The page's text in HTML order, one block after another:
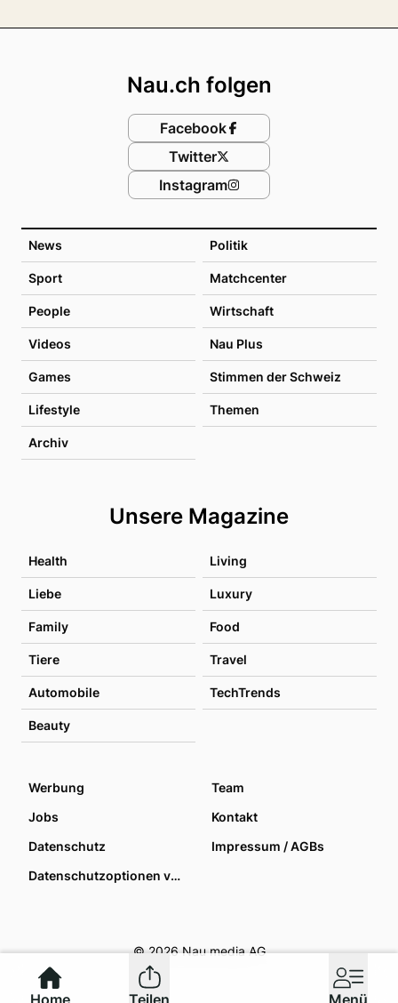
News Politik
Sport Matchcenter
People Wirtschaft
Videos Nau Plus
Games Stimmen der Schweiz
Lifestyle Themen
Archiv
Unsere Magazine
Health Living
Liebe Luxury
Family Food
Tiere Travel
Automobile TechTrends
Beauty
Nau.ch folgen
Facebook
Twitter
Instagram
Werbung
Team
Jobs
Kontakt
Datenschutz
Impressum / AGBs
Datenschutzoptionen verwalten
© 2026 Nau media AG
Home Teilen Menü